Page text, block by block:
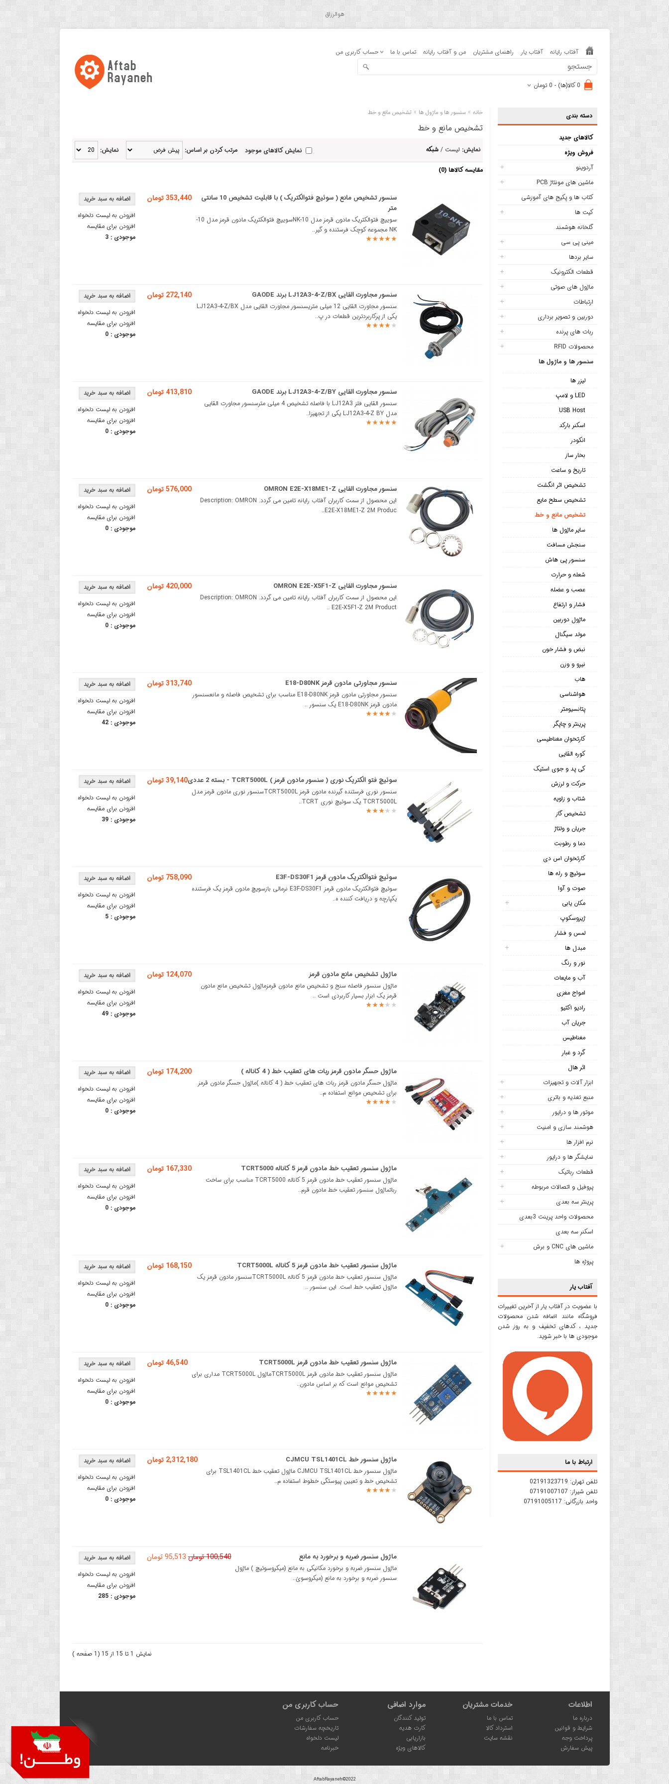
هوالرزاق
آفتاب رایانه آفتاب یار راهنمای مشتریان من و آفتاب رایانه تماس با ما حساب کاربری من
0 کالا(ها) - 0 تومان
دسته بندی
کالاهای جدید
فروش ویژه
آردوینو
ماشین های مونتاژ PCB
کتاب ها و پکیج های آموزشی
کیت ها
گلخانه هوشمند
مینی پی سی
سایر بردها
قطعات الکترونیک
ماژول های صوتی
ارتباطات
دوربین و تصویر برداری
ربات های پرنده
محصولات RFID
سنسور ها و ماژول ها
لیزر ها
LED و لامپ
USB Host
اسکنر بارکد
انکودر
بخار ساز
تاریخ و ساعت
تشخیص اثر انگشت
تشخیص سطح مایع
تشخیص مانع و خط
سایر ماژول ها
سنجش مسافت
سنسور پی هاش
شعله و حرارت
عصب و عضله
فشار و ارتفاع
ماژول دوربین
مولد سیگنال
نبض و فشار خون
نیرو و وزن
هاب
هواشناسی
پتانسیومتر
پرینتر و چاپگر
کارتخوان مغناطیسی
کوره القایی
کی پد و جوی استیک
حرکت و لرزش
شتاب و زاویه
تشخیص گاز
جریان و ولتاژ
دما و رطوبت
کارتخوان اس دی
سوئیچ و رله ها
صوت و آوا
مکان یابی
ژیروسکوپ
لمس و فشار
مبدل ها
نور و رنگ
آب و مایعات
امواج مغزی
رادیو اکتیو
جریان آب
مغناطیس
گرد و غبار
اثر هال
ابزار آلات و تجهیزات
منبع تغذیه و باتری
موتور ها و درایور
هوشمند سازی و امنیت
نرم افزار ها
نمایشگر ها و درایور
قطعات رباتیک
پروفیل و اتصالات مربوطه
پرینتر سه بعدی
محصولات واحد پرینت 3بعدی
اسکنر سه بعدی
ماشین های CNC و برش
پروژه ها
آفتاب یار
با عضویت در آفتاب یار از آخرین تغییرات
فروشگاه مانند اضافه شدن محصولات
جدید ، کدهای تخفیف و به روز شدن
موجودی ها با خبر شوید.
ارتباط با ما
تلفن تهران: 02191323719
تلفن شیراز: 07191007107
واحد بازرگانی: 07191005117
خانه »سنسور ها و ماژول ها »تشخیص مانع و خط
تشخیص مانع و خط
نمایش: لیست /شبکه نمایش: مرتب کردن بر اساس: نمایش کالاهای موجود
مقایسه کالاها (0)
افزودن به لیست دلخواه
افزودن برای مقایسه
موجودی :3
353,440 تومان
سنسور تشخیص مانع ( سوئیچ فتوالکتریک ) با قابلیت تشخیص 10 سانتی
متر
سوییچ فتوالکتریک مادون قرمز مدل 10-NKسوییچ فتوالکتریک مادون قرمز مدل 10-
NK مجموعه کوچک فرستنده و گیر..
افزودن به لیست دلخواه
افزودن برای مقایسه
موجودی :0
272,140 تومان سنسور مجاورت القایی LJ12A3-4-Z/BX برند GAODE
سنسور مجاورت القایی 12 میلی متریسنسور مجاورت القایی مدل LJ12A3-4-Z/BX
یکی از پرکاربردترین قطعات در پ..
افزودن به لیست دلخواه
افزودن برای مقایسه
موجودی :0
413,810 تومان سنسور مجاورت القایی LJ12A3-4-Z/BY برند GAODE
سنسور القایی فلز LJ12A3 با فاصله تشخیص 4 میلی مترسنسور مجاورت القایی
مدل LJ12A3-4-Z BY یکی از تجهیزا..
افزودن به لیست دلخواه
افزودن برای مقایسه
موجودی :0
576,000 تومان سنسور مجاورت القایی OMRON E2E-X18ME1-Z
این محصول از سمت کاربران آفتاب رایانه تامین می گردد. Description: OMRON
E2E-X18ME1-Z 2M Produc..
افزودن به لیست دلخواه
افزودن برای مقایسه
موجودی :0
420,000 تومان سنسور مجاورت القایی OMRON E2E-X5F1-Z
این محصول از سمت کاربران آفتاب رایانه تامین می گردد. Description: OMRON
E2E-X5F1-Z 2M Product ..
افزودن به لیست دلخواه
افزودن برای مقایسه
موجودی :42
313,740 تومان سنسور مجاورتی مادون قرمز E18-D80NK
سنسور مجاورتی مادون قرمز E18-D80NK مناسب برای تشخیص فاصله و مانعسنسور
مادون قرمز E18-D80NK یک سنسور ..
افزودن به لیست دلخواه
افزودن برای مقایسه
موجودی :39
39,140 تومان سوئیچ فتو الکتریک نوری ( سنسور مادون قرمز ) TCRT5000L - بسته 2 عددی
سنسور نوری فرستنده گیرنده مادون قرمز TCRT5000Lسنسور نوری مادون قرمز مدل
TCRT5000L یک سوئیچ نوری TCRT..
افزودن به لیست دلخواه
افزودن برای مقایسه
موجودی :5
758,090 تومان سوئیچ فتوالکتریک مادون قرمز E3F-DS30F1
سوئیچ فتوالکتریک مادون قرمز E3F-DS30F1 نرمالی بازسویچ مادون قرمز یک فرستنده
یکپارچه و دریافت کننده ه..
افزودن به لیست دلخواه
افزودن برای مقایسه
موجودی :49
124,070 تومان ماژول تشخیص مانع مادون قرمز
ماژول سنسور فاصله سنج و تشخیص مانع مادون قرمزماژول تشخیص مانع مادون
قرمز یک ابزار بسیار کاربردی است ..
افزودن به لیست دلخواه
افزودن برای مقایسه
موجودی :0
174,200 تومان ماژول حسگر مادون قرمز ربات های تعقیب خط ( 4 کاناله )
ماژول حسگر مادون قرمز ربات های تعقیب خط ( 4 کاناله )ماژول حسگر مادون قرمز
برای تشخیص موانع استفاده م..
افزودن به لیست دلخواه
افزودن برای مقایسه
موجودی :0
167,330 تومان ماژول سنسور تعقیب خط مادون قرمز 5 کاناله TCRT5000
ماژول سنسور تعقیب خط مادون قرمز 5 کاناله TCRT5000 مناسب برای ساخت
رباتماژول سنسور تعقیب خط مادون قرم..
افزودن به لیست دلخواه
افزودن برای مقایسه
موجودی :0
168,150 تومان ماژول سنسور تعقیب خط مادون قرمز 5 کاناله TCRT5000L
ماژول سنسور تعقیب خط مادون قرمز 5 کاناله TCRT5000Lسنسور مادون قرمز یک
ماژول تعقیب خط است. این سنسور ..
افزودن به لیست دلخواه
افزودن برای مقایسه
موجودی :0
46,540 تومان ماژول سنسور تعقیب خط مادون قرمز TCRT5000L
ماژول سنسور تعقیب خط مادون قرمز TCRT5000Lماژول TCRT5000L مداری برای
تشخیص موانع است که بر اساس مادون..
افزودن به لیست دلخواه
افزودن برای مقایسه
موجودی :0
2,312,180 تومان ماژول سنسور خط CJMCU TSL1401CL
ماژول سنسور خط CJMCU TSL1401CL ماژول تعقیب خط TSL1401CL برای
تشخیص خط و تعیین پیوستگی خطوط استفاده م..
افزودن به لیست دلخواه
افزودن برای مقایسه
موجودی :285
100,540 تومان 95,513 تومان ماژول سنسور ضربه و برخورد به مانع
ماژول سنسور ضربه و برخورد مکانیکی به مانع (میکروسوئیچ ) ماژول
سنسور ضربه و برخورد به مانع (میکروسوئ..
نمایش 1 تا 15 از 15 (1 صفحه )
اطلاعات
درباره ما
شرایط و قوانین
پرداخت وجه
پیش سفارش
خدمات مشتریان
تماس با ما
استرداد کالا
نقشه سایت
موارد اضافی
تولید کنندگان
کارت هدیه
بازاریابی
کالاهای ویژه
حساب کاربری من
حساب کاربری من
تاریخچه سفارشات
لیست دلخواه
خبرنامه
AftabRayaneh©2022